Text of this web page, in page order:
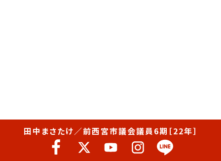
田中まさたけ／前西宮市議会議員6期［22年］